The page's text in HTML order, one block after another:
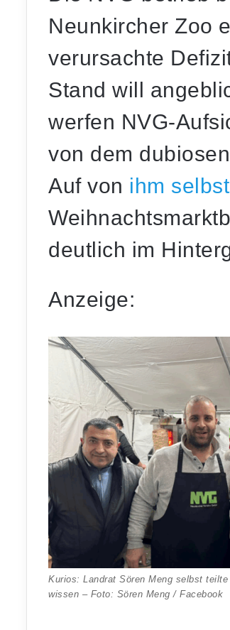
Neunkircher Zoo
verursachte
Stand will
werfen NVG-
von dem
Auf von ihm
deutlich im
Anzeige:
Kurios: Landrat Sören Meng selbst
wissen – Foto: Sören Meng / Facebook